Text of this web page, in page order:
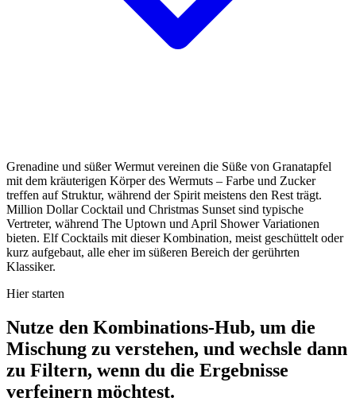
Grenadine und süßer Wermut vereinen die Süße von Granatapfel
mit dem kräuterigen Körper des Wermuts – Farbe und Zucker
treffen auf Struktur, während der Spirit meistens den Rest trägt.
Million Dollar Cocktail und Christmas Sunset sind typische
Vertreter, während The Uptown und April Shower Variationen
bieten. Elf Cocktails mit dieser Kombination, meist geschüttelt oder
kurz aufgebaut, alle eher im süßeren Bereich der gerührten
Klassiker.
Hier starten
Nutze den Kombinations-Hub, um die
Mischung zu verstehen, und wechsle dann
zu Filtern, wenn du die Ergebnisse
verfeinern möchtest.